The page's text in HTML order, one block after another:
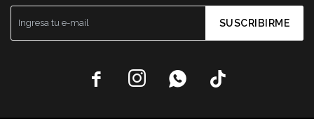
SUSCRIBIRME
   